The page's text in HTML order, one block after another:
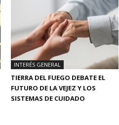
INTERÉS GENERAL
TIERRA DEL FUEGO DEBATE EL
FUTURO DE LA VEJEZ Y LOS
SISTEMAS DE CUIDADO